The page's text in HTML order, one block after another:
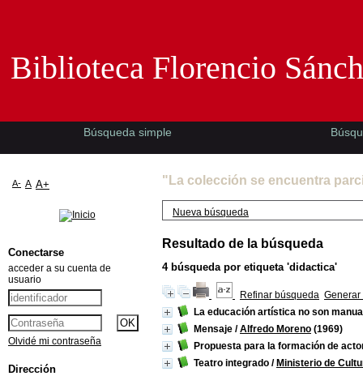
"La colección se encuentra
Nueva búsqueda
Resultado de la búsqueda
4búsqueda por etiqueta 'didactica'
Refinar búsqueda Generar
La educación artística no son
Mensaje /Alfredo Moreno (1969)
Propuesta para la formación de
Teatro integrado / Ministerio de
Biblioteca Florencio
Búsqueda simple
A- A A+
Conectarse
acceder a su cuenta de
usuario
Olvidé mi contraseña
Dirección